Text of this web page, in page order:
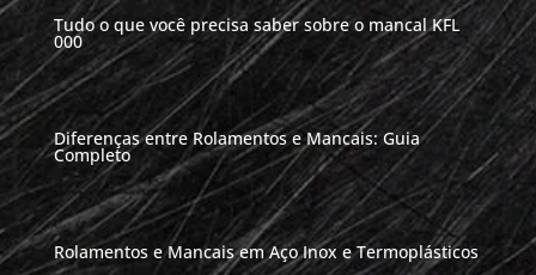
Tudo o que você precisa saber sobre o mancal KFL
000
Diferenças entre Rolamentos e Mancais: Guia
Completo
Rolamentos e Mancais em Aço Inox e Termoplásticos